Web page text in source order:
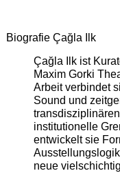
Biografie Çağla Ilk
Çağla Ilk ist
Maxim Gorki
Arbeit verbindet
Sound und
institutionelle
entwickelt sie
neue